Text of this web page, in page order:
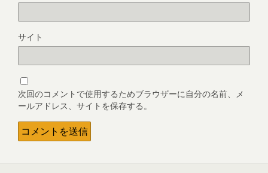
サイト
次回のコメントで使用するためブラウザーに自分の名前、メ
ールアドレス、サイトを保存する。